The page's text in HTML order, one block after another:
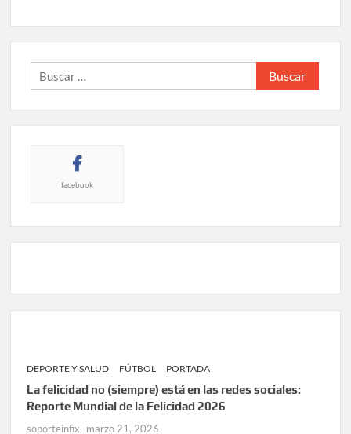
Buscar:
facebook
DEPORTE Y SALUD FÚTBOL PORTADA
La felicidad no (siempre) está en las redes sociales:
Reporte Mundial de la Felicidad 2026
soporteinfix marzo 21, 2026